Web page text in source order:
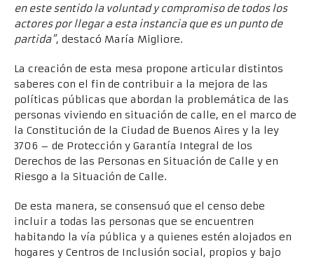
en este sentido la voluntad y compromiso de todos los
actores por llegar a esta instancia que es un punto de
partida”, destacó María Migliore.
La creación de esta mesa propone articular distintos
saberes con el fin de contribuir a la mejora de las
políticas públicas que abordan la problemática de las
personas viviendo en situación de calle, en el marco de
la Constitución de la Ciudad de Buenos Aires y la ley
3706 – de Protección y Garantía Integral de los
Derechos de las Personas en Situación de Calle y en
Riesgo a la Situación de Calle.
De esta manera, se consensuó que el censo debe
incluir a todas las personas que se encuentren
habitando la vía pública y a quienes estén alojados en
hogares y Centros de Inclusión social, propios y bajo